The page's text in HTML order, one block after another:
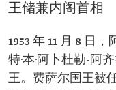
王储兼内阁首相
1953 年 11 月 8 日
特·本·阿卜杜勒-阿
王。费萨尔国王被